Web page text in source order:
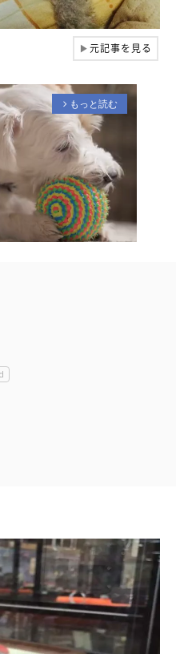
▶元記事を見る
arrow_forward_ios もっと読む